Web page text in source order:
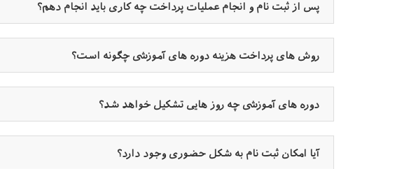
پس از ثبت نام و انجام عملیات پرداخت چه کاری باید انجام دهم؟
روش های پرداخت هزینه دوره های آموزشی چگونه است؟
دوره های آموزشی چه روز هایی تشکیل خواهد شد؟
آیا امکان ثبت نام به شکل حضوری وجود دارد؟